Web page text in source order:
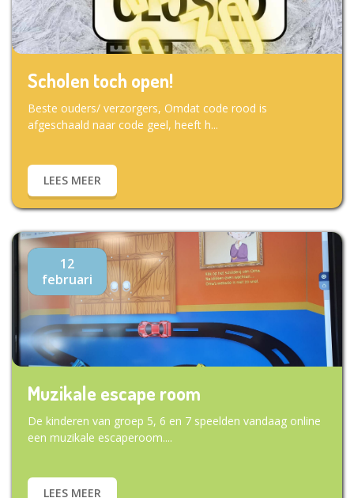
Scholen toch open!
Beste ouders/ verzorgers, Omdat code rood is
afgeschaald naar code geel, heeft h...
LEES MEER
12
februari
Muzikale escape room
De kinderen van groep 5, 6 en 7 speelden vandaag online
een muzikale escaperoom....
LEES MEER